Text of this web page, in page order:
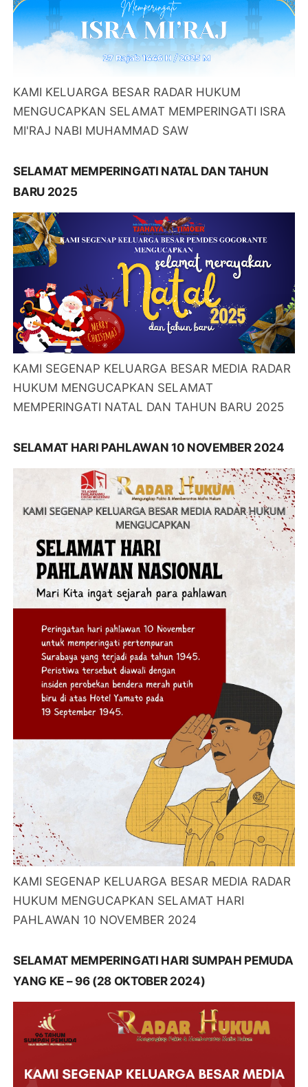
KAMI KELUARGA BESAR RADAR HUKUM
MENGUCAPKAN SELAMAT MEMPERINGATI ISRA
MI'RAJ NABI MUHAMMAD SAW
SELAMAT MEMPERINGATI NATAL DAN TAHUN
BARU 2025
KAMI SEGENAP KELUARGA BESAR MEDIA RADAR
HUKUM MENGUCAPKAN SELAMAT
MEMPERINGATI NATAL DAN TAHUN BARU 2025
SELAMAT HARI PAHLAWAN 10 NOVEMBER 2024
KAMI SEGENAP KELUARGA BESAR MEDIA RADAR
HUKUM MENGUCAPKAN SELAMAT HARI
PAHLAWAN 10 NOVEMBER 2024
SELAMAT MEMPERINGATI HARI SUMPAH PEMUDA
YANG KE – 96 (28 OKTOBER 2024)